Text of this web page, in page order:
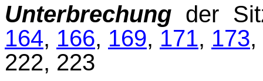
Unterbrechung der
164, 166, 169, 171, 173,
222, 223